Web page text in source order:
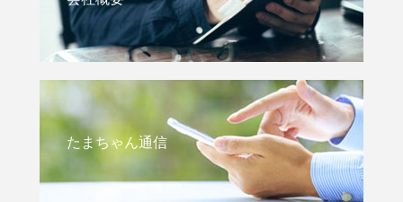
たまちゃん通信